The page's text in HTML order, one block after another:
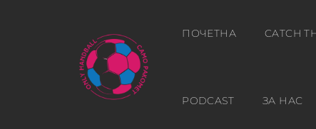
ПОЧЕТНА CATCH
PODCAST ЗА НАС